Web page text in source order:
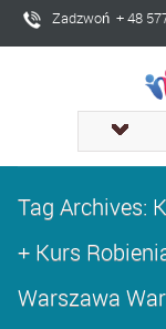
Zadzwoń + 48
Tag Archives:
+ Kurs
Warszawa